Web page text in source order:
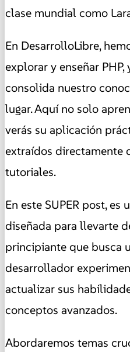
clase mundial como
En DesarrolloLibre,
explorar y enseñar
consolida nuestro
lugar. Aquí no solo
verás su aplicación
extraídos directamente
tutoriales.
En este SUPER post,
diseñada para llevarte
principiante que busca
desarrollador
actualizar sus
conceptos avanzados.
Abordaremos temas